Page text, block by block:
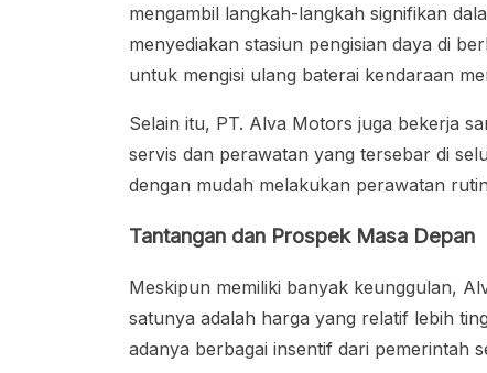
mengambil langkah-langkah signifikan
menyediakan stasiun pengisian daya di
untuk mengisi ulang baterai kendaraan
Selain itu, PT. Alva Motors juga bekerja
servis dan perawatan yang tersebar di
dengan mudah melakukan perawatan
Tantangan dan Prospek Masa Depan
Meskipun memiliki banyak keunggulan,
satunya adalah harga yang relatif lebih
adanya berbagai insentif dari pemerintah